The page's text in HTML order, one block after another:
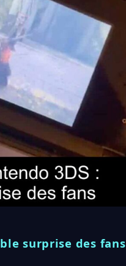
surprise des fans